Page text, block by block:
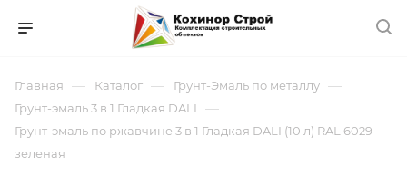
Главная — Каталог — Грунт-Эмаль по металлу —
Грунт-эмаль 3 в 1 Гладкая DALI —
Грунт-эмаль по ржавчине 3 в 1 Гладкая DALI (10 л) RAL 6029
зеленая